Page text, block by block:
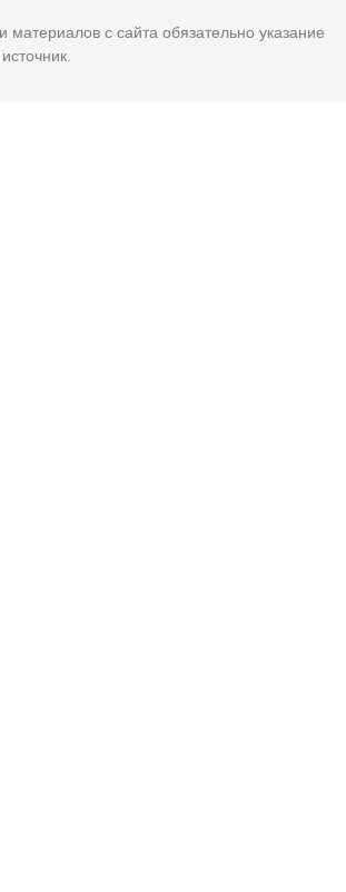
материалов с сайта обязательно указание